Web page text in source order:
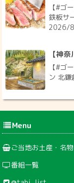
【#ゴ
鉄板サ
2026/
【神
【#ゴ
ン 北
Menu
ご当地お土産・名物
番組一覧